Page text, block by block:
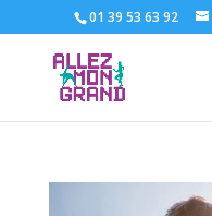
01 39 53 63 92